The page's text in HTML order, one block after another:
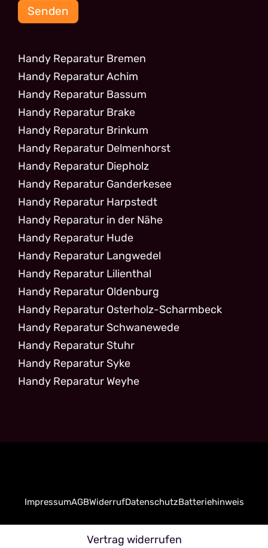
Senden
Handy Reparatur Bremen
Handy Reparatur Achim
Handy Reparatur Bassum
Handy Reparatur Brake
Handy Reparatur Brinkum
Handy Reparatur Delmenhorst
Handy Reparatur Diepholz
Handy Reparatur Ganderkesee
Handy Reparatur Harpstedt
Handy Reparatur in der Nähe
Handy Reparatur Hude
Handy Reparatur Langwedel
Handy Reparatur Lilienthal
Handy Reparatur Oldenburg
Handy Reparatur Osterholz-Scharmbeck
Handy Reparatur Schwanewede
Handy Reparatur Stuhr
Handy Reparatur Syke
Handy Reparatur Weyhe
ImpressumAGBWiderrufDatenschutzBatteriehinweis
Vertrag widerrufen